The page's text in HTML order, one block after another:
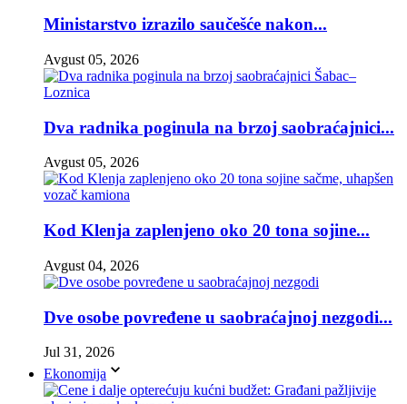
Ministarstvo izrazilo saučešće nakon...
Avgust 05, 2026
Dva radnika poginula na brzoj saobraćajnici...
Avgust 05, 2026
Kod Klenja zaplenjeno oko 20 tona sojine...
Avgust 04, 2026
Dve osobe povređene u saobraćajnoj nezgodi...
Jul 31, 2026
Ekonomija